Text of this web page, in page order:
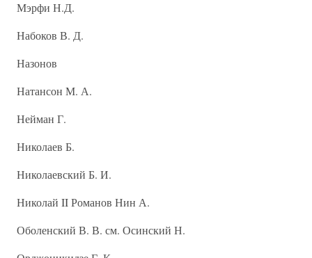
Мэрфи Н.Д.
Набоков В. Д.
Назонов
Натансон М. А.
Нейман Г.
Николаев Б.
Николаевский Б. И.
Николай II Романов Нин А.
Оболенский В. В. см. Осинский Н.